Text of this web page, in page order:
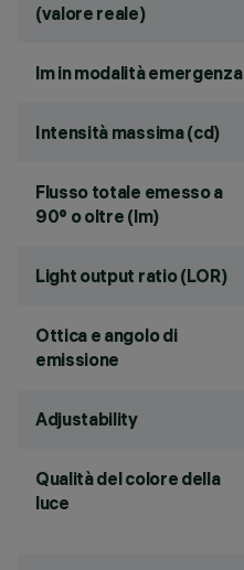
(valore reale)
lm in modalità emergenza
Intensità massima (cd)
Flusso totale emesso a
90° o oltre (lm)
Light output ratio (LOR)
Ottica e angolo di
emissione
Adjustability
Qualità del colore della
luce